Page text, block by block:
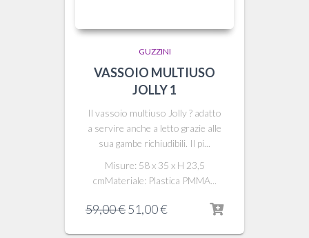
GUZZINI
VASSOIO MULTIUSO
JOLLY 1
Il vassoio multiuso Jolly ? adatto
a servire anche a letto grazie alle
sua gambe richiudibili. Il pi...
Misure: 58 x 35 x H 23,5
cmMateriale: Plastica PMMA...
59,00€ Il
51,00€Il